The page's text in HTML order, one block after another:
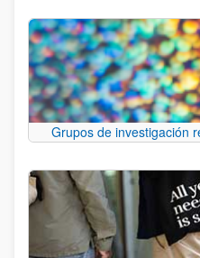
Grupos de investigación